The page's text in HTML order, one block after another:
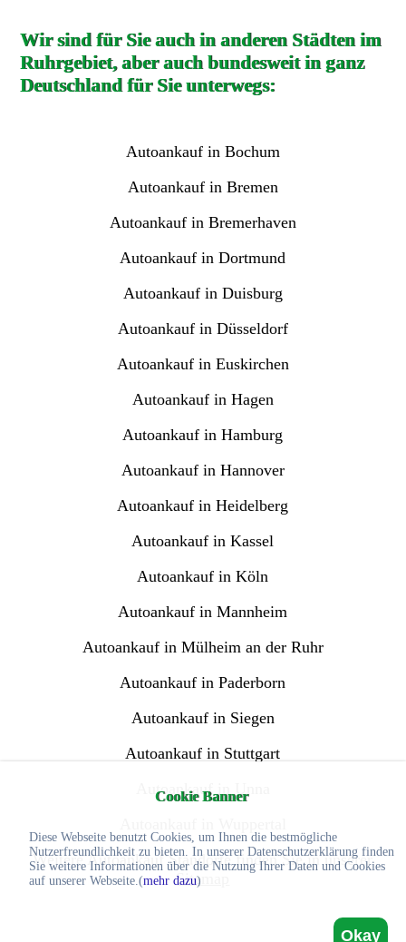
Cookie Banner
Diese Webseite benutzt Cookies, um Ihnen die bestmögliche
Nutzerfreundlichkeit zu bieten. In unserer Datenschutzerklärung finden
Sie weitere Informationen über die Nutzung Ihrer Daten und Cookies
auf unserer Webseite.(mehr dazu)
Okay
Wir sind für Sie auch in anderen Städten im
Ruhrgebiet, aber auch bundesweit in ganz
Deutschland für Sie unterwegs:
Autoankauf in Bochum
Autoankauf in Bremen
Autoankauf in Bremerhaven
Autoankauf in Dortmund
Autoankauf in Duisburg
Autoankauf in Düsseldorf
Autoankauf in Euskirchen
Autoankauf in Hagen
Autoankauf in Hamburg
Autoankauf in Hannover
Autoankauf in Heidelberg
Autoankauf in Kassel
Autoankauf in Köln
Autoankauf in Mannheim
Autoankauf in Mülheim an der Ruhr
Autoankauf in Paderborn
Autoankauf in Siegen
Autoankauf in Stuttgart
Autoankauf in Unna
Weitere Autoankauf Standorte finden Sie in unserer
Sitemap